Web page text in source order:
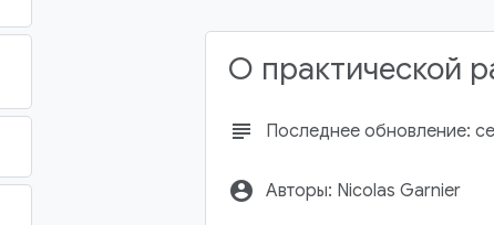
О практической
subject Последнее обновление:
account_circle Авторы: Nicolas Garnier